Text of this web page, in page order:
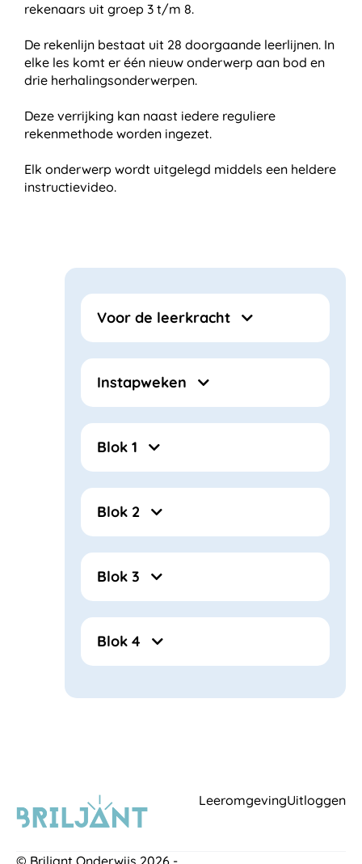
rekenaars uit groep 3 t/m 8.
De rekenlijn bestaat uit 28 doorgaande leerlijnen. In
elke les komt er één nieuw onderwerp aan bod en
drie herhalingsonderwerpen.
Deze verrijking kan naast iedere reguliere
rekenmethode worden ingezet.
Elk onderwerp wordt uitgelegd middels een heldere
instructievideo.
Voor de leerkracht
Instapweken
Blok 1
Blok 2
Blok 3
Blok 4
LeeromgevingUitloggen